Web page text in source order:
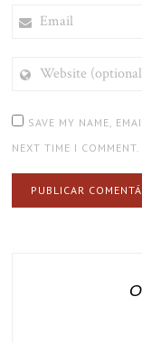
(OPTIONAL)
SAVE MY NAME,
NEXT TIME I COMMENT.